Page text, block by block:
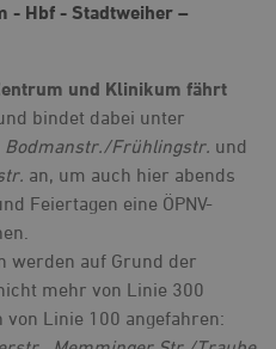
- Hbf - Stadtweiher –
und Klinikum fährt
bindet dabei unter
Bodmanstr./Frühlingstr. und
an, um auch hier abends
Feiertagen eine ÖPNV-
werden auf Grund der
mehr von Linie 300
Linie 100 angefahren: